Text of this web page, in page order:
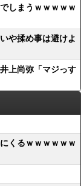
しまうｗｗｗｗｗ
や揉め事は避けよ
上尚弥「マジっす
くるｗｗｗｗｗｗ